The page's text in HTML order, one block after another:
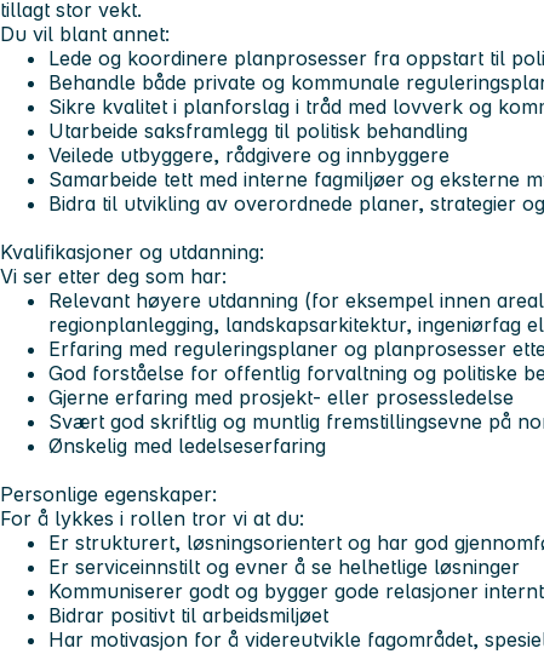
tillagt stor vekt.
Du vil blant annet:
Lede og koordinere planprosesser fra oppstart til
Behandle både private og kommunale
Sikre kvalitet i planforslag i tråd med lovverk og
Utarbeide saksframlegg til politisk behandling
Veilede utbyggere, rådgivere og innbyggere
Samarbeide tett med interne fagmiljøer og eksterne
Bidra til utvikling av overordnede planer, strategier
Kvalifikasjoner og utdanning:
Vi ser etter deg som har:
Relevant høyere utdanning (for eksempel innen
regionplanlegging, landskapsarkitektur, ingeniørfag
Erfaring med reguleringsplaner og planprosesser
God forståelse for offentlig forvaltning og politiske
Gjerne erfaring med prosjekt- eller prosessledelse
Svært god skriftlig og muntlig fremstillingsevne på
Ønskelig med ledelseserfaring
Personlige egenskaper:
For å lykkes i rollen tror vi at du:
Er strukturert, løsningsorientert og har god
Er serviceinnstilt og evner å se helhetlige løsninger
Kommuniserer godt og bygger gode relasjoner
Bidrar positivt til arbeidsmiljøet
Har motivasjon for å videreutvikle fagområdet,